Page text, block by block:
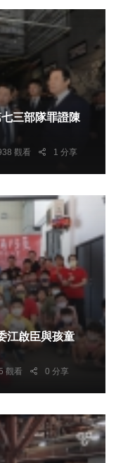
三部隊罪證陳
觀看 1 分享
觀看 0 分享